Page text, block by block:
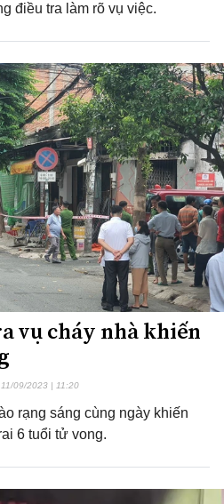
điều tra làm rõ vụ việc.
vụ cháy nhà khiến
09/2023 | 11:20
rạng sáng cùng ngày khiến
6 tuổi tử vong.